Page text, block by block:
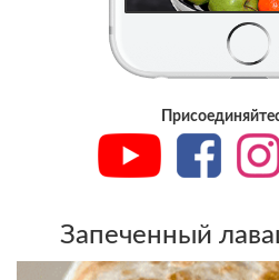
Запеченный